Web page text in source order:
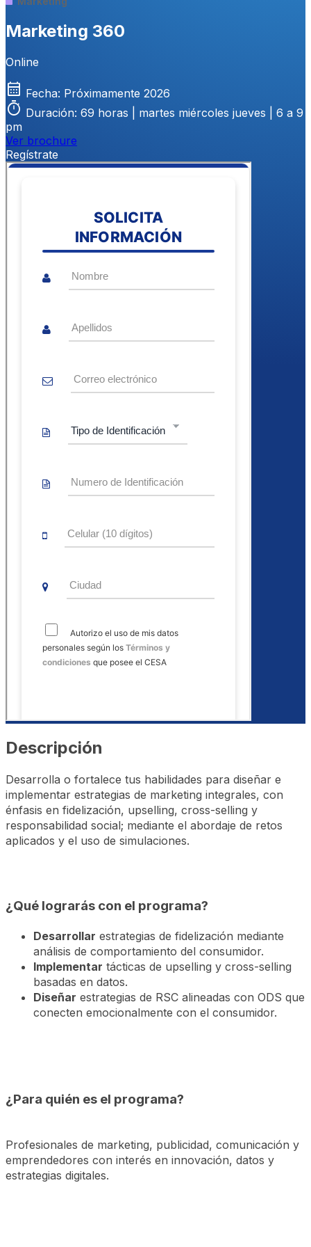
Marketing 360
Online
calendar_month Fecha: Próximamente 2026
timer Duración: 69 horas | martes miércoles jueves | 6 a 9
pm
Ver brochure
Regístrate
Descripción
Desarrolla o fortalece tus habilidades para diseñar e
implementar estrategias de marketing integrales, con
énfasis en fidelización, upselling, cross-selling y
responsabilidad social; mediante el abordaje de retos
aplicados y el uso de simulaciones.
¿Qué lograrás con el programa?
Desarrollar estrategias de fidelización mediante
análisis de comportamiento del consumidor.
Implementar tácticas de upselling y cross-selling
basadas en datos.
Diseñar estrategias de RSC alineadas con ODS que
conecten emocionalmente con el consumidor.
¿Para quién es el programa?
Profesionales de marketing, publicidad, comunicación y
emprendedores con interés en innovación, datos y
estrategias digitales.